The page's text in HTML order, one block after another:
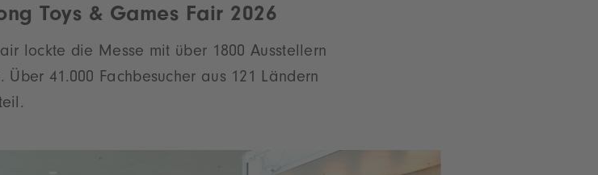
Toys & Games Fair 2026
lockte die Messe mit über 1800 Ausstellern
41.000 Fachbesucher aus 121 Ländern